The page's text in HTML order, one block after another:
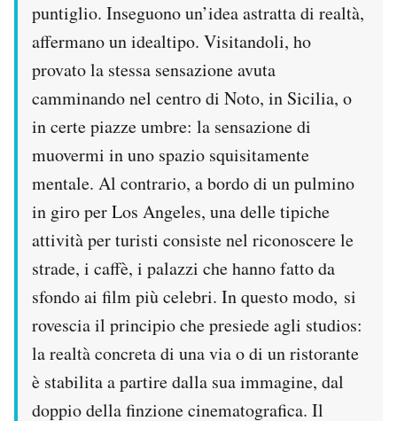
puntiglio. Inseguono un’idea astratta di realtà,
affermano un idealtipo. Visitandoli, ho
provato la stessa sensazione avuta
camminando nel centro di Noto, in Sicilia, o
in certe piazze umbre: la sensazione di
muovermi in uno spazio squisitamente
mentale. Al contrario, a bordo di un pulmino
in giro per Los Angeles, una delle tipiche
attività per turisti consiste nel riconoscere le
strade, i caffè, i palazzi che hanno fatto da
sfondo ai film più celebri. In questo modo, si
rovescia il principio che presiede agli studios:
la realtà concreta di una via o di un ristorante
è stabilita a partire dalla sua immagine, dal
doppio della finzione cinematografica. Il